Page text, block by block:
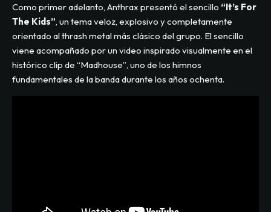
Como primer adelanto, Anthrax presentó el sencillo “It’s For
The Kids”, un tema veloz, explosivo y completamente
orientado al thrash metal más clásico del grupo. El sencillo
viene acompañado por un video inspirado visualmente en el
histórico clip de “Madhouse”, uno de los himnos
fundamentales de la banda durante los años ochenta.